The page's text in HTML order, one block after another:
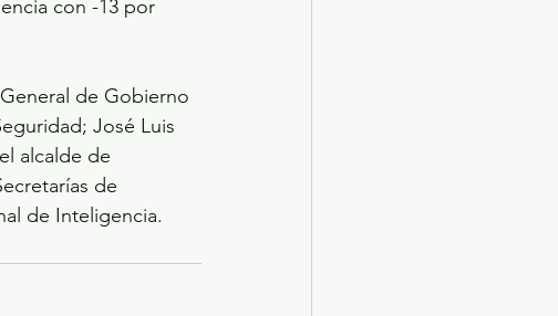
con -13 por
de Gobierno
José Luis
alcalde de
de
de Inteligencia.